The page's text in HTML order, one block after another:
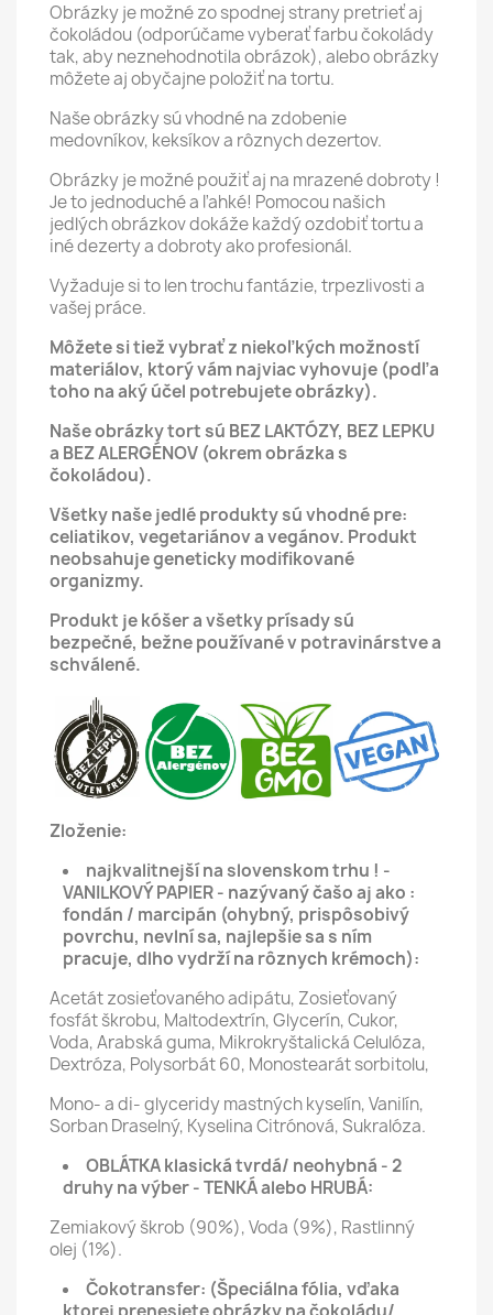
Obrázky je možné zo spodnej strany pretrieť aj
čokoládou (odporúčame vyberať farbu čokolády
tak, aby neznehodnotila obrázok), alebo obrázky
môžete aj obyčajne položiť na tortu.
Naše obrázky sú vhodné na zdobenie
medovníkov, keksíkov a rôznych dezertov.
Obrázky je možné použiť aj na mrazené dobroty !
Je to jednoduché a ľahké! Pomocou našich
jedlých obrázkov dokáže každý ozdobiť tortu a
iné dezerty a dobroty ako profesionál.
Vyžaduje si to len trochu fantázie, trpezlivosti a
vašej práce.
Môžete si tiež vybrať z niekoľkých možností
materiálov, ktorý vám najviac vyhovuje (podľa
toho na aký účel potrebujete obrázky).
Naše obrázky tort sú BEZ LAKTÓZY, BEZ LEPKU
a BEZ ALERGÉNOV (okrem obrázka s
čokoládou).
Všetky naše jedlé produkty sú vhodné pre:
celiatikov, vegetariánov a vegánov. Produkt
neobsahuje geneticky modifikované
organizmy.
Produkt je kóšer a všetky prísady sú
bezpečné, bežne používané v potravinárstve a
schválené.
Zloženie:
najkvalitnejší na slovenskom trhu ! -
VANILKOVÝ PAPIER - nazývaný čašo aj ako :
fondán / marcipán (ohybný, prispôsobivý
povrchu, nevlní sa, najlepšie sa s ním
pracuje, dlho vydrží na rôznych krémoch):
Acetát zosieťovaného adipátu, Zosieťovaný
fosfát škrobu, Maltodextrín, Glycerín, Cukor,
Voda, Arabská guma, Mikrokryštalická Celulóza,
Dextróza, Polysorbát 60, Monostearát sorbitolu,
Mono- a di- glyceridy mastných kyselín, Vanilín,
Sorban Draselný, Kyselina Citrónová, Sukralóza.
OBLÁTKA klasická tvrdá/ neohybná - 2
druhy na výber - TENKÁ alebo HRUBÁ:
Zemiakový škrob (90%), Voda (9%), Rastlinný
olej (1%).
Čokotransfer: (Špeciálna fólia, vďaka